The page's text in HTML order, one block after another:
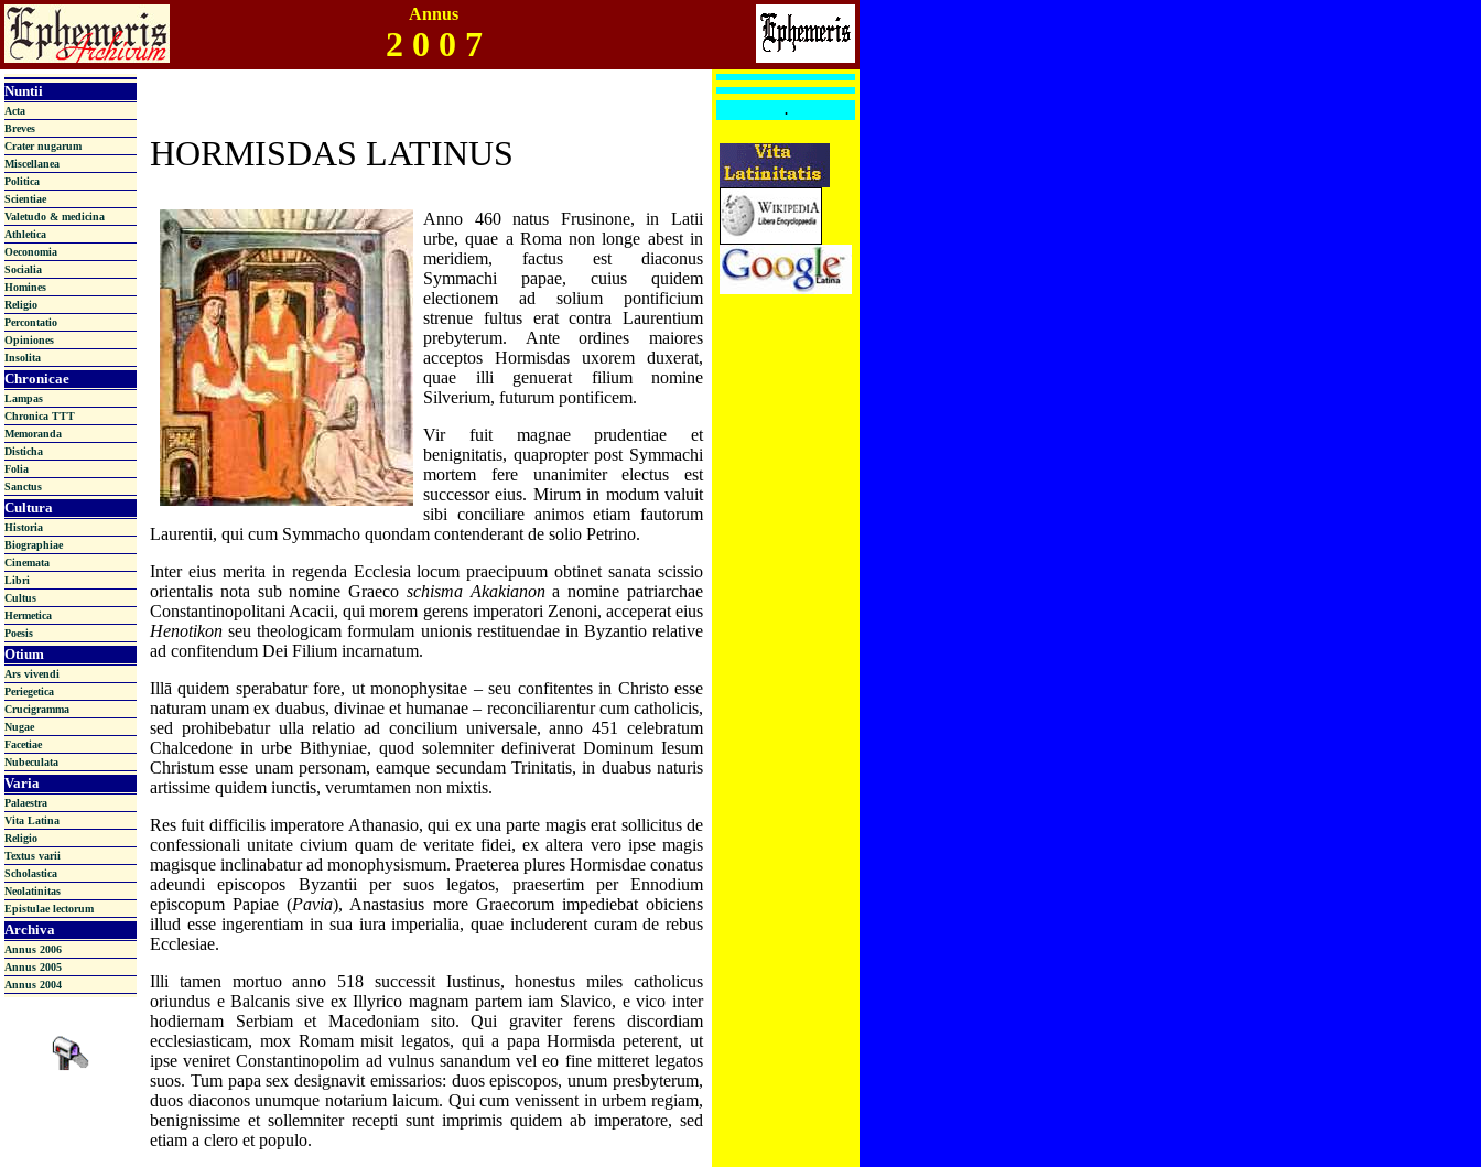
Annus
2 0 0 7
Nuntii
Acta
Breves
Crater nugarum
Miscellanea
Politica
Scientiae
Valetudo & medicina
Athletica
Oeconomia
Socialia
Homines
Religio
Percontatio
Opiniones
Insolita
Chronicae
Lampas
Chronica TTT
Memoranda
Disticha
Folia
Sanctus
Cultura
Historia
Biographiae
Cinemata
Libri
Cultus
Hermetica
Poesis
Otium
Ars vivendi
Periegetica
Crucigramma
Nugae
Facetiae
Nubeculata
Varia
Palaestra
Vita Latina
Religio
Textus varii
Scholastica
Neolatinitas
Epistulae lectorum
Archiva
Annus 2006
Annus 2005
Annus 2004
HORMISDAS LATINUS
Anno 460 natus Frusinone, in Latii
urbe, quae a Roma non longe abest in
meridiem, factus est diaconus
Symmachi papae, cuius quidem
electionem ad solium pontificium
strenue fultus erat contra Laurentium
prebyterum. Ante ordines maiores
acceptos Hormisdas uxorem duxerat,
quae illi genuerat filium nomine
Silverium, futurum pontificem.
Vir fuit magnae prudentiae et
benignitatis, quapropter post Symmachi
mortem fere unanimiter electus est
successor eius. Mirum in modum valuit
sibi conciliare animos etiam fautorum
Laurentii, qui cum Symmacho quondam contenderant de solio Petrino.
Inter eius merita in regenda Ecclesia locum praecipuum obtinet sanata scissio
orientalis nota sub nomine Graeco schisma Akakianona nomine patriarchae
Constantinopolitani Acacii, qui morem gerens imperatori Zenoni, acceperat eius
Henotikon seu theologicam formulam unionis restituendae in Byzantio relative
ad confitendum Dei Filium incarnatum.
Illā quidem sperabatur fore, ut monophysitae – seu confitentes in Christo esse
naturam unam ex duabus, divinae et humanae – reconciliarentur cum catholicis,
sed prohibebatur ulla relatio ad concilium universale, anno 451 celebratum
Chalcedone in urbe Bithyniae, quod solemniter definiverat Dominum Iesum
Christum esse unam personam, eamque secundam Trinitatis, in duabus naturis
artissime quidem iunctis, verumtamen non mixtis.
Res fuit difficilis imperatore Athanasio, qui ex una parte magis erat sollicitus de
confessionali unitate civium quam de veritate fidei, ex altera vero ipse magis
magisque inclinabatur ad monophysismum. Praeterea plures Hormisdae conatus
adeundi episcopos Byzantii per suos legatos, praesertim per Ennodium
episcopum Papiae (Pavia), Anastasius more Graecorum impediebat obiciens
illud esse ingerentiam in sua iura imperialia, quae includerent curam de rebus
Ecclesiae.
Illi tamen mortuo anno 518 successit Iustinus, honestus miles catholicus
oriundus e Balcanis sive ex Illyrico magnam partem iam Slavico, e vico inter
hodiernam Serbiam et Macedoniam sito. Qui graviter ferens discordiam
ecclesiasticam, mox Romam misit legatos, qui a papa Hormisda peterent, ut
ipse veniret Constantinopolim ad vulnus sanandum vel eo fine mitteret legatos
suos. Tum papa sex designavit emissarios: duos episcopos, unum presbyterum,
duos diaconos unumque notarium laicum. Qui cum venissent in urbem regiam,
benignissime et sollemniter recepti sunt imprimis quidem ab imperatore, sed
etiam a clero et populo.
.